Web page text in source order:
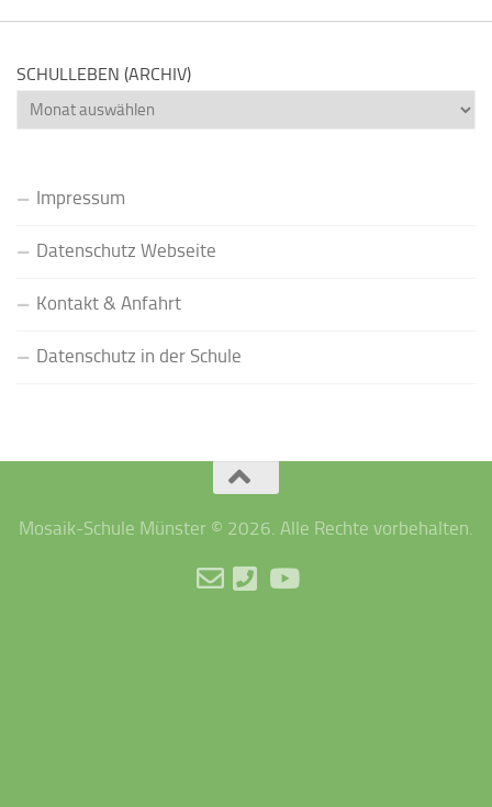
SCHULLEBEN (ARCHIV)
Schulleben
(Archiv)
Impressum
Datenschutz Webseite
Kontakt & Anfahrt
Datenschutz in der Schule
Mosaik-Schule Münster © 2026. Alle Rechte vorbehalten.